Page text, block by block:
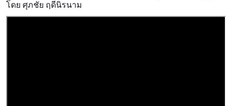
โดย ศุภชัย ฤดีนิรนาม